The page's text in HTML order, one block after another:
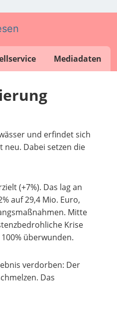
Mediadaten
und erfindet sich
neu. Dabei setzen die
(+7%). Das lag an
auf 29,4 Mio. Euro,
Mitte
Krise
überwunden.
verdorben: Der
Das